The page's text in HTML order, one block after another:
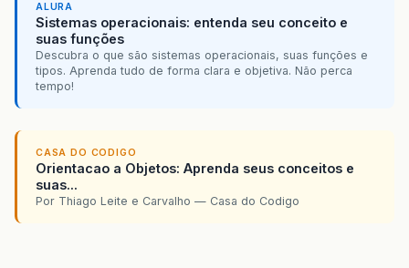
ALURA
Sistemas operacionais: entenda seu conceito e
suas funções
Descubra o que são sistemas operacionais, suas funções e
tipos. Aprenda tudo de forma clara e objetiva. Não perca
tempo!
CASA DO CODIGO
Orientacao a Objetos: Aprenda seus conceitos e
suas...
Por Thiago Leite e Carvalho — Casa do Codigo